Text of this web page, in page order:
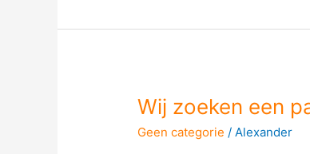
Wij zoeken een
Geen categorie /Alexander
Wij
zoeken
een